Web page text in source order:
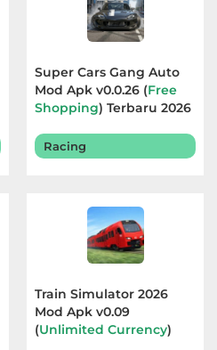
Super Cars Gang Auto
Mod Apk v0.0.26 (Free
Shopping) Terbaru 2026
Racing
Train Simulator 2026
Mod Apk v0.09
(Unlimited Currency)